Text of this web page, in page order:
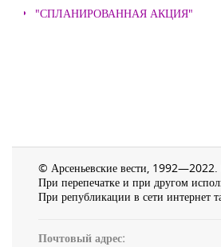
"СПЛАНИРОВАННАЯ АКЦИЯ"
© Арсеньевские вести,
При перепечатке и при другом
При републикации в сети интернет
Почтовый адрес: